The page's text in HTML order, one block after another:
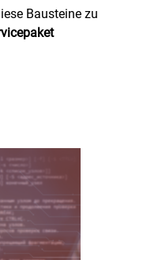
Bausteine zu